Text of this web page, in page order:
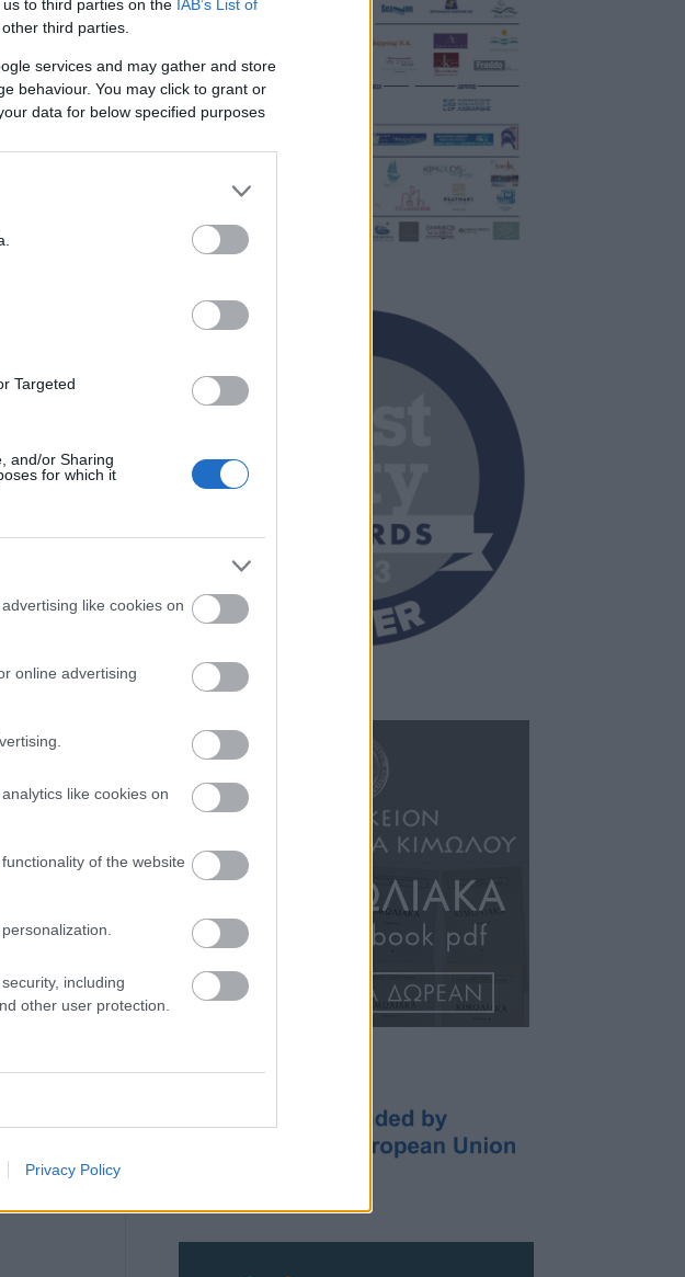
to third parties on the IAB’s List of
third parties.
services and may gather and store
behaviour. You may click to grant or
data for below specified purposes
Targeted
and/or Sharing
for which it
like cookies on
online advertising
like cookies on
of the website
including
other user protection.
Privacy Policy
στον 88,6
παρουσιάζει
21:15μ.μ. στην